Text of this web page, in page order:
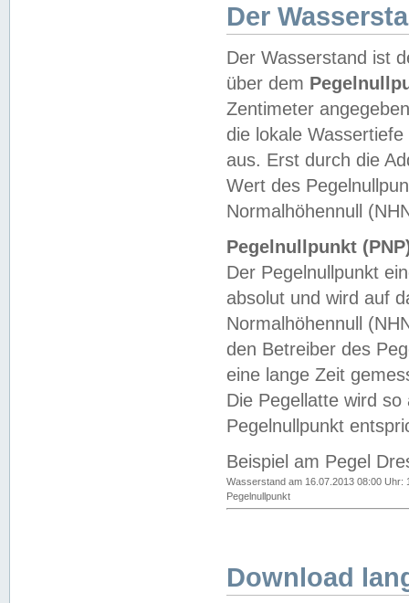
Der
Der Wasserstand ist
über dem
Zentimeter
die lokale
aus. Erst durch die
Wert des
Normalhöhennull
Pegelnullpunkt
Der Pegelnullpunkt
absolut und wird auf
Normalhöhennull
den Betreiber des
eine lange Zeit
Die Pegellatte wird
Pegelnullpunkt
Beispiel am Pegel
Wasserstand am 16.07.2013 08:00 Uhr:
Pegelnullpunkt
Download